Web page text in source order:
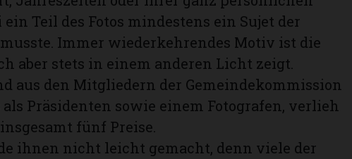
Teil des Fotos mindestens ein Sujet der
Immer wiederkehrendes Motiv ist die
aber stets in einem anderen Licht zeigt.
aus den Mitgliedern der Gemeindekommission
Präsidenten sowie einem Fotografen, verlieh
fünf Preise.
ihnen nicht leicht gemacht, denn viele der